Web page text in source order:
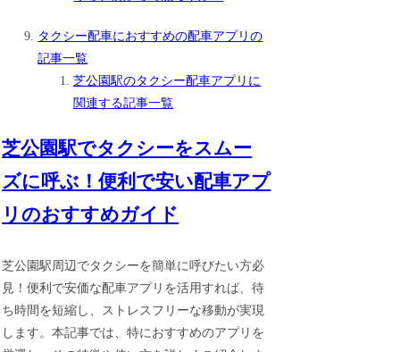
タクシー配車におすすめの配車アプリの
記事一覧
芝公園駅のタクシー配車アプリに
関連する記事一覧
芝公園駅でタクシーをスムー
ズに呼ぶ！便利で安い配車アプ
リのおすすめガイド
芝公園駅周辺でタクシーを簡単に呼びたい方必
見！便利で安価な配車アプリを活用すれば、待
ち時間を短縮し、ストレスフリーな移動が実現
します。本記事では、特におすすめのアプリを